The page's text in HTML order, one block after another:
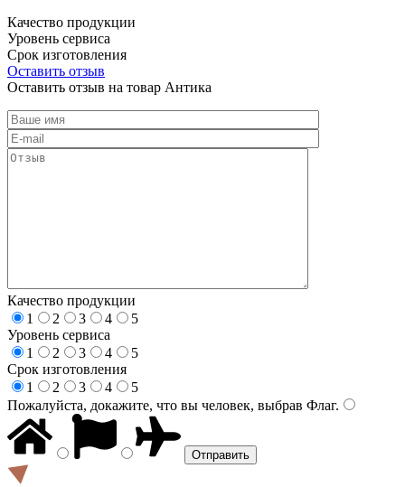
Качество продукции
Уровень сервиса
Срок изготовления
Оставить отзыв
Оставить отзыв на товар Антика
Качество продукции
1
2 3 4
5
Уровень сервиса
1
2 3 4
5
Срок изготовления
1
2 3 4
5
Пожалуйста, докажите, что вы человек, выбрав Флаг.